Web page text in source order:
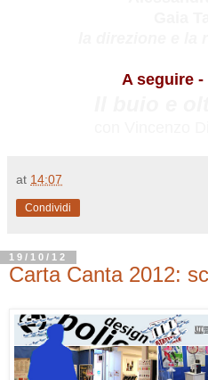
A seguire -
at 14:07
Condividi
19/10/12
Carta Canta 2012: